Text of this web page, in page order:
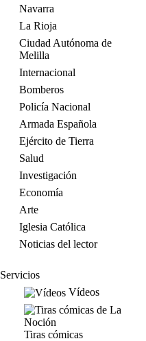
Navarra
La Rioja
Ciudad Autónoma de
Melilla
Internacional
Bomberos
Policía Nacional
Armada Española
Ejército de Tierra
Salud
Investigación
Economía
Arte
Iglesia Católica
Noticias del lector
Servicios
Vídeos
Tiras cómicas